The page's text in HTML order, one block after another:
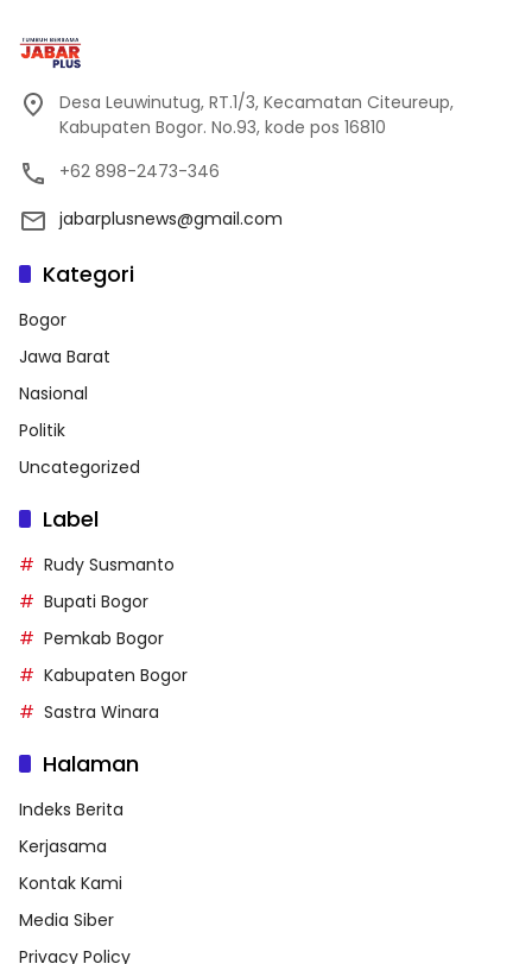
Desa Leuwinutug, RT.1/3, Kecamatan Citeureup,
Kabupaten Bogor. No.93, kode pos 16810
+62 898-2473-346
jabarplusnews@gmail.com
Kategori
Bogor
Jawa Barat
Nasional
Politik
Uncategorized
Label
Rudy Susmanto
Bupati Bogor
Pemkab Bogor
Kabupaten Bogor
Sastra Winara
Halaman
Indeks Berita
Kerjasama
Kontak Kami
Media Siber
Privacy Policy